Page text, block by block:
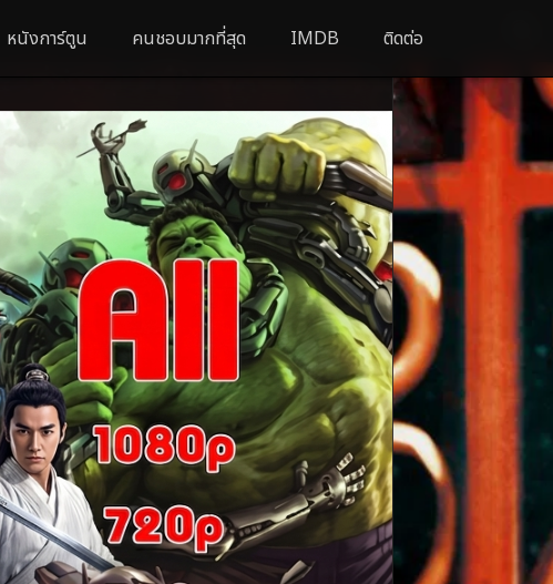
หนังการ์ตูน คนชอบมากที่สุด IMDB ติดต่อ